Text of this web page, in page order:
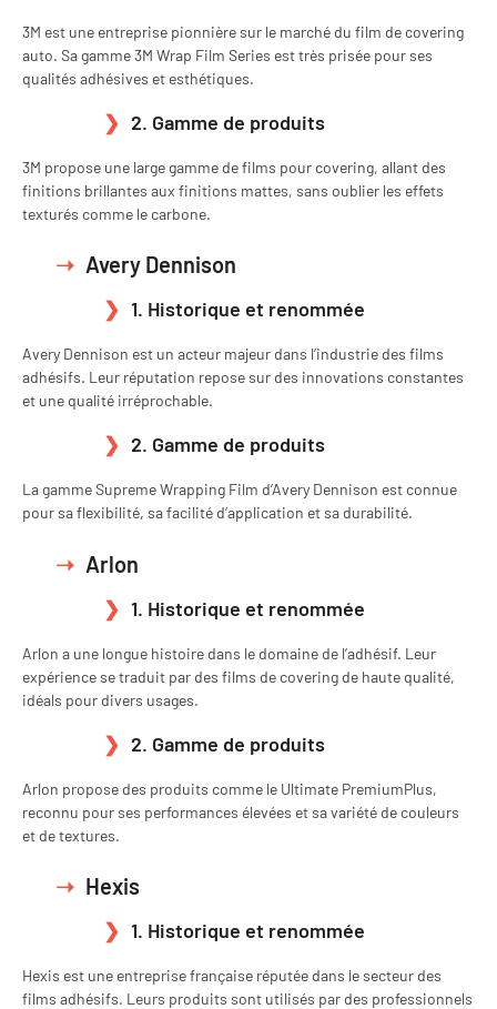
3M est une entreprise pionnière sur le marché du film de covering
auto. Sa gamme 3M Wrap Film Series est très prisée pour ses
qualités adhésives et esthétiques.
2. Gamme de produits
3M propose une large gamme de films pour covering, allant des
finitions brillantes aux finitions mattes, sans oublier les effets
texturés comme le carbone.
Avery Dennison
1. Historique et renommée
Avery Dennison est un acteur majeur dans l’industrie des films
adhésifs. Leur réputation repose sur des innovations constantes
et une qualité irréprochable.
2. Gamme de produits
La gamme Supreme Wrapping Film d’Avery Dennison est connue
pour sa flexibilité, sa facilité d’application et sa durabilité.
Arlon
1. Historique et renommée
Arlon a une longue histoire dans le domaine de l’adhésif. Leur
expérience se traduit par des films de covering de haute qualité,
idéals pour divers usages.
2. Gamme de produits
Arlon propose des produits comme le Ultimate PremiumPlus,
reconnu pour ses performances élevées et sa variété de couleurs
et de textures.
Hexis
1. Historique et renommée
Hexis est une entreprise française réputée dans le secteur des
films adhésifs. Leurs produits sont utilisés par des professionnels